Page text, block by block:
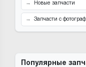
Новые запчасти
Запчасти с
Популярные